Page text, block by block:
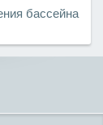
бассейна